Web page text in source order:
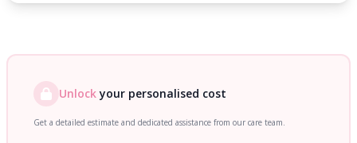
Unlockyour personalised cost
Get a detailed estimate and dedicated assistance from our care team.